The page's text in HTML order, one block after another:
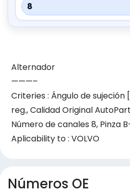
8
Alternador
———–
Criteries : Ángulo de
reg., Calidad Original
Número de canales 8, Pinza
Aplicability to : VOLVO
Números OE